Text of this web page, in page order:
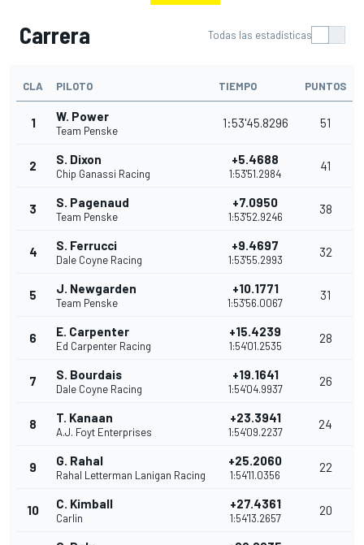
Carrera Todas las estadísticas
CLA PILOTO TIEMPO PUNTOS
1 W. Power
Team Penske
1:53'45.8296 51
2 S. Dixon
Chip Ganassi Racing
+5.4688
1:53'51.2984
41
3 S. Pagenaud
Team Penske
+7.0950
1:53'52.9246
38
4 S. Ferrucci
Dale Coyne Racing
+9.4697
1:53'55.2993
32
5 J. Newgarden
Team Penske
+10.1771
1:53'56.0067
31
6 E. Carpenter
Ed Carpenter Racing
+15.4239
1:54'01.2535
28
7 S. Bourdais
Dale Coyne Racing
+19.1641
1:54'04.9937
26
8 T. Kanaan
A.J. Foyt Enterprises
+23.3941
1:54'09.2237
24
9 G. Rahal
Rahal Letterman Lanigan Racing
+25.2060
1:54'11.0356
22
10 C. Kimball
Carlin
+27.4361
1:54'13.2657
20